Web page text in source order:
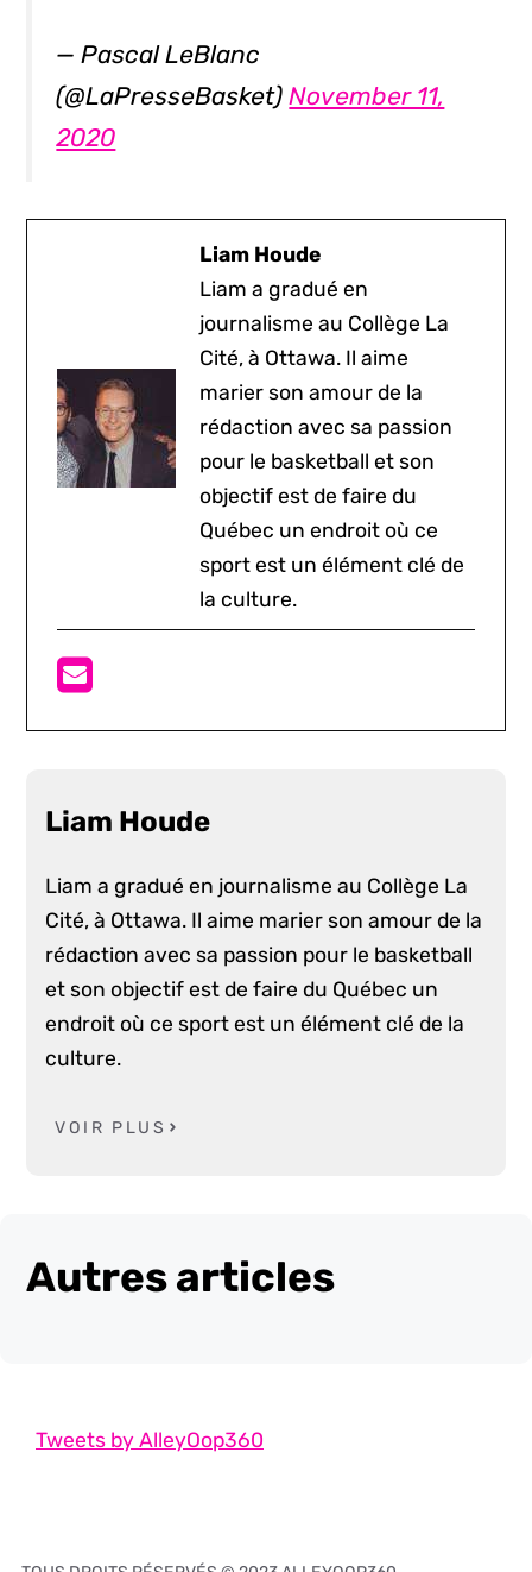
— Pascal LeBlanc
(@LaPresseBasket)November 11,
2020
Liam Houde
Liam a gradué en
journalisme au Collège La
Cité, à Ottawa. Il aime
marier son amour de la
rédaction avec sa passion
pour le basketball et son
objectif est de faire du
Québec un endroit où ce
sport est un élément clé de
la culture.
Liam Houde
Liam a gradué en journalisme au Collège La
Cité, à Ottawa. Il aime marier son amour de la
rédaction avec sa passion pour le basketball
et son objectif est de faire du Québec un
endroit où ce sport est un élément clé de la
culture.
VOIR PLUS
Autres articles
Tweets by AlleyOop360